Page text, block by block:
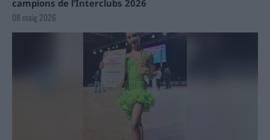
campions de l’Interclubs 2026
08 maig 2026